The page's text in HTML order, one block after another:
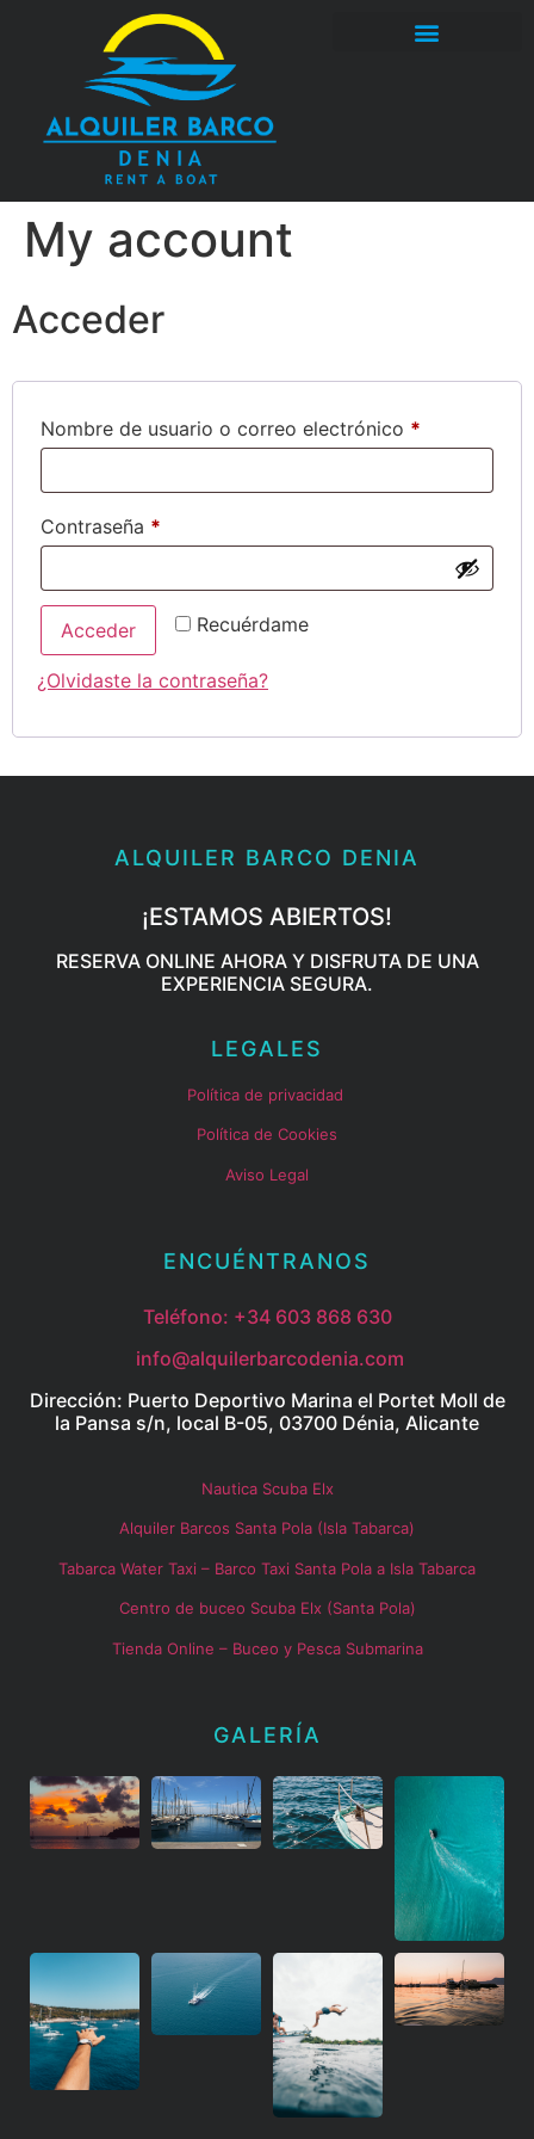
My account
Acceder
Nombre de usuario o correo electrónico *
Contraseña *
Recuérdame
Acceder
¿Olvidaste la contraseña?
ALQUILER BARCO DENIA
¡ESTAMOS ABIERTOS!
RESERVA ONLINE AHORA Y DISFRUTA DE UNA
EXPERIENCIA SEGURA.
LEGALES
Política de privacidad
Política de Cookies
Aviso Legal
ENCUÉNTRANOS
Teléfono: +34 603 868 630
info@alquilerbarcodenia.com
Dirección: Puerto Deportivo Marina el Portet Moll de
la Pansa s/n, local B-05, 03700 Dénia, Alicante
Nautica Scuba Elx
Alquiler Barcos Santa Pola (Isla Tabarca)
Tabarca Water Taxi – Barco Taxi Santa Pola a Isla Tabarca
Centro de buceo Scuba Elx (Santa Pola)
Tienda Online – Buceo y Pesca Submarina
GALERÍA